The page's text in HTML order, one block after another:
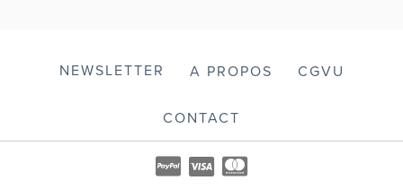
NEWSLETTER A PROPOS CGVU
CONTACT